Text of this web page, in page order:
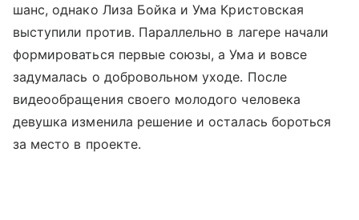
шанс, однако Лиза Бойка и Ума Кристовская
выступили против. Параллельно в лагере начали
формироваться первые союзы, а Ума и вовсе
задумалась о добровольном уходе. После
видеообращения своего молодого человека
девушка изменила решение и осталась бороться
за место в проекте.